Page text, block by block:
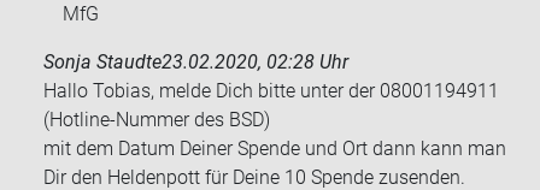
MfG
Sonja Staudte23.02.2020, 02:28 Uhr
Hallo To­bi­as, melde Dich bitte unter der 08001194911
(Hotline-​Nummer des BSD)
mit dem Datum Dei­ner Spen­de und Ort dann kann man
Dir den Hel­den­pott für Deine 10 Spen­de zu­sen­den.